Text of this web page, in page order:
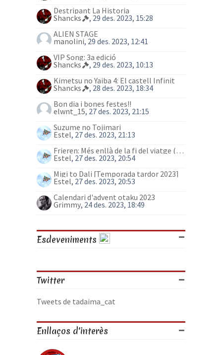
Destripant La Historia
Shancks
, 29 des. 2023, 15:28
ALIEN STAGE
manolini, 29 des. 2023, 12:41
VIP Song: 3a edició
Shancks
, 29 des. 2023, 10:13
Kimetsu no Yaiba 4: El castell Infinit
Shancks
, 28 des. 2023, 18:34
Bon dia i bones festes!!
elwnt_15, 27 des. 2023, 21:15
Suzume no Tojimari
Estel, 27 des. 2023, 21:13
Frieren: Més enllà de la fi del viatge (anime)
Estel, 27 des. 2023, 20:54
Migi to Dali [Temporada tardor 2023]
Estel, 27 des. 2023, 20:53
Calendari d'advent otaku 2023
Grimmy, 24 des. 2023, 18:49
Esdeveniments
Twitter
Tweets de tadaima_cat
Enllaços d'interès